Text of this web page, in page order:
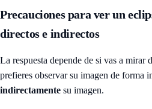
Precauciones para ver un
directos e indirectos
La respuesta depende de si vas a mirar
prefieres observar su imagen de forma
indirectamente su imagen.